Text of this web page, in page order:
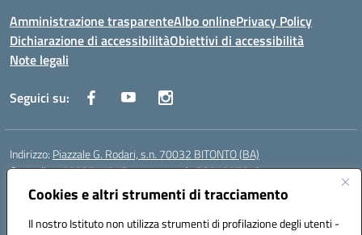
Cookies e altri strumenti di tracciamento
Il nostro Istituto non utilizza strumenti di profilazione degli utenti -
Amministrazione trasparenteAlbo onlinePrivacy Policy
Dichiarazione di accessibilitàObiettivi di accessibilità
Note legali
Seguici su:
Indirizzo: Piazzale G. Rodari, s.n. 70032 BITONTO (BA)
Centralino:0803741816 - corso serale 3381807642
Email: BATD220004@istruzione.it
Posta elettronica certificata (PEC):batd220004@pec.istruzione.it